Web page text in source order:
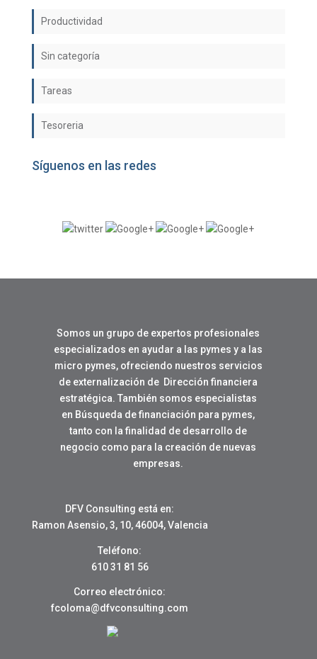
Productividad
Sin categoría
Tareas
Tesoreria
Síguenos en las redes
Somos un grupo de expertos profesionales
especializados en ayudar a las pymes y a las
micro pymes, ofreciendo nuestros servicios
de externalización de Dirección financiera
estratégica. También somos especialistas
en Búsqueda de financiación para pymes,
tanto con la finalidad de desarrollo de
negocio como para la creación de nuevas
empresas.
DFV Consulting está en:
Ramon Asensio, 3, 10, 46004, Valencia
Teléfono:
610 31 81 56
Correo electrónico:
fcoloma@dfvconsulting.com